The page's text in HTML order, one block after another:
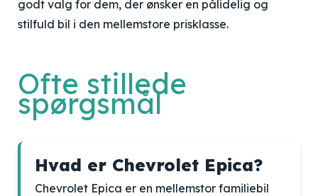
godt valg for dem, der ønsker en pålidelig og
stilfuld bil i den mellemstore prisklasse.
Ofte stillede
spørgsmål
Hvad er Chevrolet Epica?
Chevrolet Epica er en mellemstor familiebil